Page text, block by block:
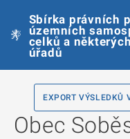
Sbírka právních
územních
celků a
úřadů
EXPORT VÝSLEDKŮ
Obec